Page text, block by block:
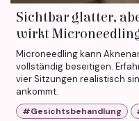
Sichtbar glatter,
wirkt
Microneedling kann
vollständig beseitigen.
vier Sitzungen realistisch
ankommt.
#Gesichtsbehandlung